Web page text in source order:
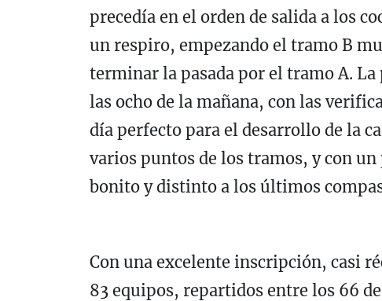
precedía en el orden de salida a los
un respiro, empezando el tramo B
terminar la pasada por el tramo A.
las ocho de la mañana, con las
día perfecto para el desarrollo de la
varios puntos de los tramos, y con
bonito y distinto a los últimos
Con una excelente inscripción, casi
83 equipos, repartidos entre los 66